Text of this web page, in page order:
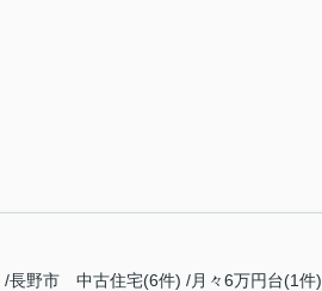
長野市 中古住宅(6件) 月々6万円台(1件)